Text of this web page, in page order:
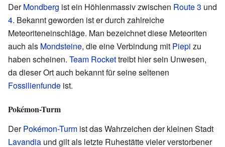
DerMondberg ist ein Höhlenmassiv zwischen Route 3 und
4. Bekannt geworden ist er durch zahlreiche
Meteoriteneinschläge. Man bezeichnet diese Meteoriten
auch als Mondsteine, die eine Verbindung mit Piepi zu
haben scheinen. Team Rockettreibt hier sein Unwesen,
da dieser Ort auch bekannt für seine seltenen
Fossilienfunde ist.
Pokémon-Turm
DerPokémon-Turm ist das Wahrzeichen der kleinen Stadt
Lavandia und gilt als letzte Ruhestätte vieler verstorbener